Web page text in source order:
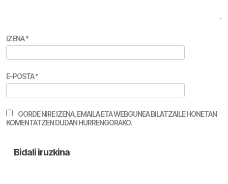
IZENA*
E-POSTA*
GORDE NIRE IZENA, EMAILA ETA WEBGUNEA BILATZAILE HONETAN
KOMENTATZEN DUDAN HURRENGORAKO.